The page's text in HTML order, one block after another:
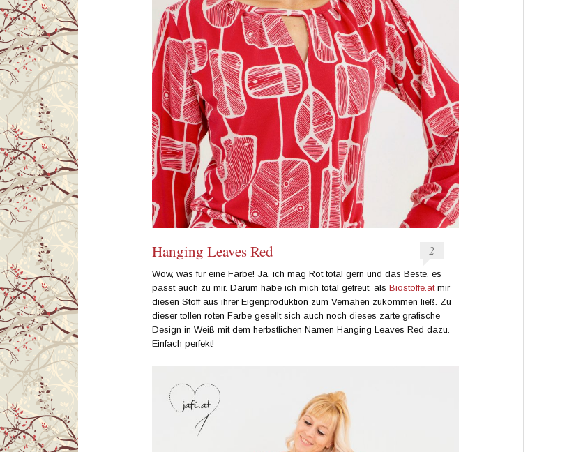
Hanging Leaves Red 2
Wow, was für eine Farbe! Ja, ich mag Rot total gern und das Beste, es
passt auch zu mir. Darum habe ich mich total gefreut, als Biostoffe.atmir
diesen Stoff aus ihrer Eigenproduktion zum Vernähen zukommen ließ. Zu
dieser tollen roten Farbe gesellt sich auch noch dieses zarte grafische
Design in Weiß mit dem herbstlichen Namen Hanging Leaves Red dazu.
Einfach perfekt!